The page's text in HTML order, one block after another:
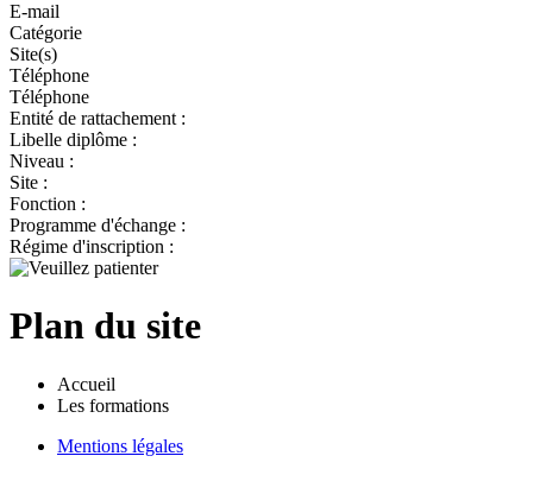
E-mail
Catégorie
Site(s)
Téléphone
Téléphone
Entité de rattachement :
Libelle diplôme :
Niveau :
Site :
Fonction :
Programme d'échange :
Régime d'inscription :
Plan du site
Accueil
Les formations
Mentions légales